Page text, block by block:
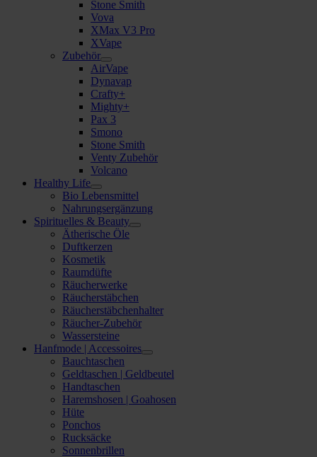
Stone Smith
Vova
XMax V3 Pro
XVape
Zubehör
AirVape
Dynavap
Crafty+
Mighty+
Pax 3
Smono
Stone Smith
Venty Zubehör
Volcano
Healthy Life
Bio Lebensmittel
Nahrungsergänzung
Spirituelles & Beauty
Ätherische Öle
Duftkerzen
Kosmetik
Raumdüfte
Räucherwerke
Räucherstäbchen
Räucherstäbchenhalter
Räucher-Zubehör
Wassersteine
Hanfmode | Accessoires
Bauchtaschen
Geldtaschen | Geldbeutel
Handtaschen
Haremshosen | Goahosen
Hüte
Ponchos
Rucksäcke
Sonnenbrillen